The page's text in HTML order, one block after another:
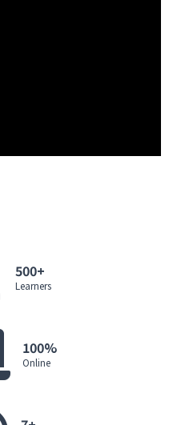
500+
Learners
100%
Online